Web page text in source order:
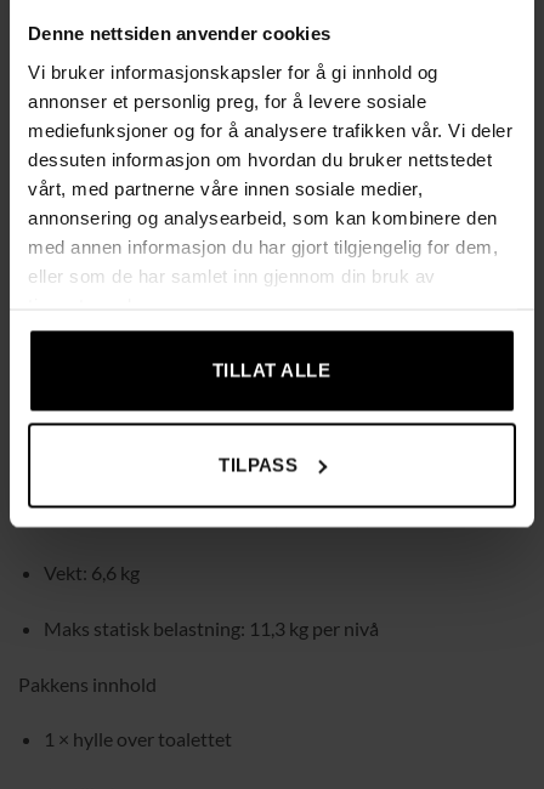
Denne nettsiden anvender cookies
Vi bruker informasjonskapsler for å gi innhold og
annonser et personlig preg, for å levere sosiale
mediefunksjoner og for å analysere trafikken vår. Vi deler
dessuten informasjon om hvordan du bruker nettstedet
vårt, med partnerne våre innen sosiale medier,
annonsering og analysearbeid, som kan kombinere den
med annen informasjon du har gjort tilgjengelig for dem,
eller som de har samlet inn gjennom din bruk av
TILLAT ALLE
TILPASS
og passer ulike toalettmodeller
Forstørret bunn for bedre stabilitet og mindre vingling
Justerbare føtter som gir god balanse selv på ujevne gulv
Enkel montering uten skruer eller skiftenøkkel – sett
sammen de tydelig merkede delene etter instruksjonene
Veltesikring medfølger for ekstra sikkerhet
Farge: sølvgrå
Vekt: 6,6 kg
Maks statisk belastning: 11,3 kg per nivå
Pakkens innhold
1 × hylle over toalettet